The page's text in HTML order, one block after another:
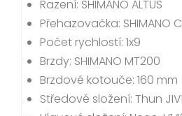
Řazení: SHIMANO ALTUS
Přehazovačka: SHIMANO
Počet rychlostí: 1x9
Brzdy: SHIMANO MT200
Brzdové kotouče: 160 mm
Středové složení: Thun